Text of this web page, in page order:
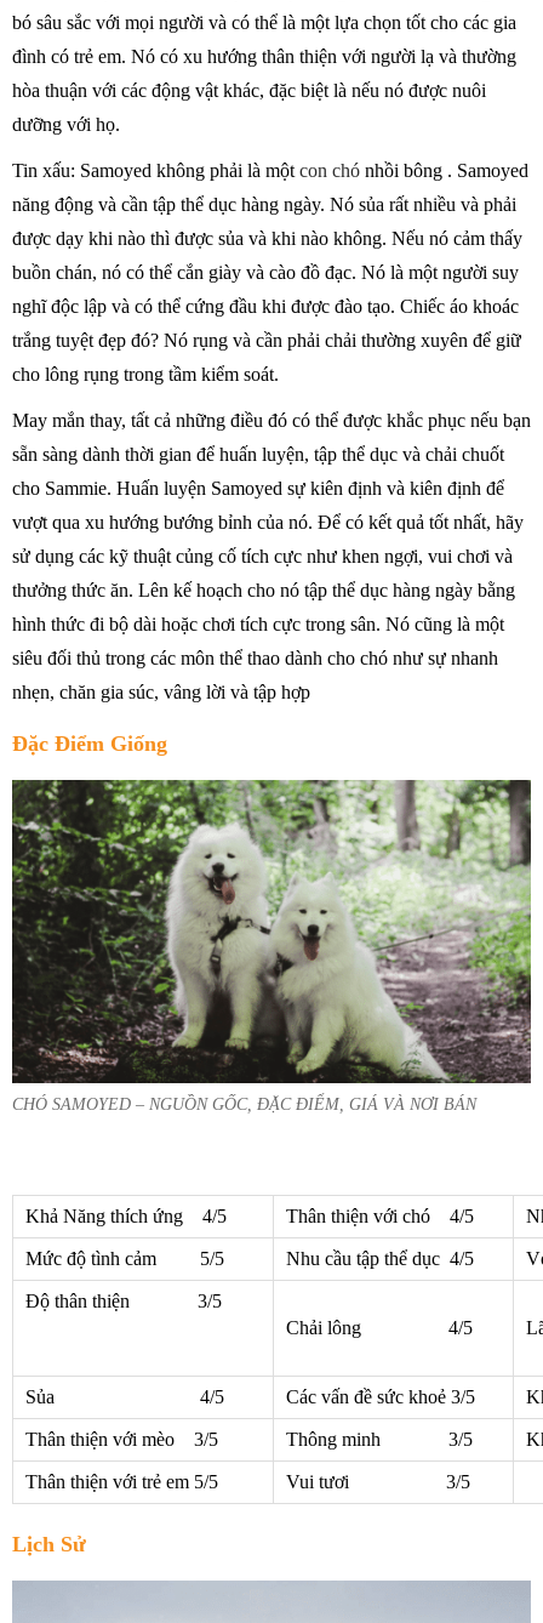
bó sâu sắc với mọi người và có thể là một lựa chọn tốt cho các gia
đình có trẻ em. Nó có xu hướng thân thiện với người lạ và thường
hòa thuận với các động vật khác, đặc biệt là nếu nó được nuôi
dưỡng với họ.
Tin xấu: Samoyed không phải là một con chó nhồi bông . Samoyed
năng động và cần tập thể dục hàng ngày. Nó sủa rất nhiều và phải
được dạy khi nào thì được sủa và khi nào không. Nếu nó cảm thấy
buồn chán, nó có thể cắn giày và cào đồ đạc. Nó là một người suy
nghĩ độc lập và có thể cứng đầu khi được đào tạo. Chiếc áo khoác
trắng tuyệt đẹp đó? Nó rụng và cần phải chải thường xuyên để giữ
cho lông rụng trong tầm kiểm soát.
May mắn thay, tất cả những điều đó có thể được khắc phục nếu bạn
sẵn sàng dành thời gian để huấn luyện, tập thể dục và chải chuốt
cho Sammie. Huấn luyện Samoyed sự kiên định và kiên định để
vượt qua xu hướng bướng bỉnh của nó. Để có kết quả tốt nhất, hãy
sử dụng các kỹ thuật củng cố tích cực như khen ngợi, vui chơi và
thưởng thức ăn. Lên kế hoạch cho nó tập thể dục hàng ngày bằng
hình thức đi bộ dài hoặc chơi tích cực trong sân. Nó cũng là một
siêu đối thủ trong các môn thể thao dành cho chó như sự nhanh
nhẹn, chăn gia súc, vâng lời và tập hợp
Đặc Điểm Giống
CHÓ SAMOYED – NGUỒN GỐC, ĐẶC ĐIỂM, GIÁ VÀ NƠI BÁN
Khả Năng thích ứng 4/5 Thân thiện với chó 4/5
Mức độ tình cảm 5/5 Nhu cầu tập thể dục 4/5
Độ thân thiện 3/5
Chải lông 4/5
Sủa 4/5 Các vấn đề sức khoẻ 3/5
Thân thiện với mèo 3/5 Thông minh 3/5
Thân thiện với trẻ em 5/5 Vui tươi 3/5
Lịch Sử